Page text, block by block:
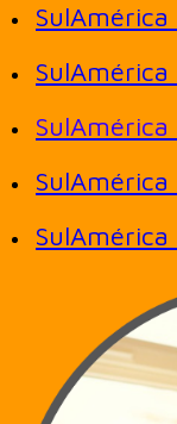
SulAmérica
SulAmérica
SulAmérica
SulAmérica
SulAmérica